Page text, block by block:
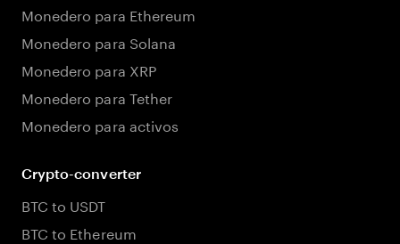
Monedero para Ethereum
Monedero para Solana
Monedero para XRP
Monedero para Tether
Monedero para activos
Crypto-converter
BTC to USDT
BTC to Ethereum